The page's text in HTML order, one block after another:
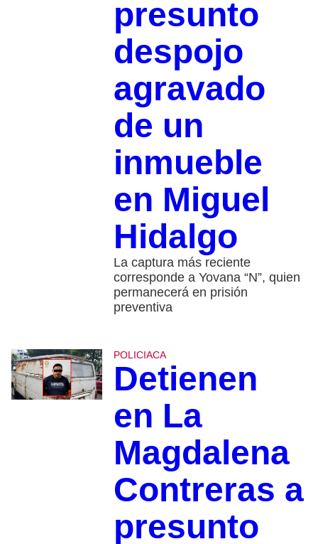
presunto
despojo
agravado
de un
inmueble
en Miguel
Hidalgo
La captura más reciente
corresponde a Yovana “N”, quien
permanecerá en prisión
preventiva
POLICIACA
Detienen
en La
Magdalena
Contreras a
presunto